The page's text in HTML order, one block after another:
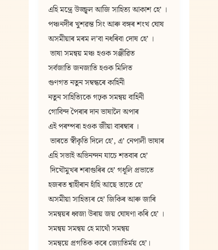
এহি মন্ত্রে উজ্জ্বল আজি সাহিত্য আকাশ হে’ ।
পঞ্চনদীৰ খুশৱন্ত সিং আৰু বঙ্গৰ শংখ ঘোষ
অসমীয়াৰ মৰম ল’বা নধৰিবা দোষ হে’ ।
ভাষা সমন্বয় মঞ্চ হওক সঞ্জীৱিত
সর্বজাতি জনজাতি হওক মিলিত
গুণগত নতুন সম্বন্ধৰে কাহিনী
নতুন সাহিত্যিকে গঢ়ক সমন্বয় বাহিনী
গোবিন্দ পৈৰাৰ দান ভাষালৈ অপাৰ
এই পৰম্পৰা হওক জীয়া বাৰম্বাৰ ।
ভাৰতে স্বীকৃতি দিলে হে’, এ’ নেপালী ভাষাৰ
এহি সভাই অভিনন্দন যাচে শতবাৰ হে’
দিখৌমুখৰ শৰাগুৰিৰ হে’ গধূলি প্রভাতে
হজৰত শ্বাহীৰান হাঁহি আছে তাতে হে’
অসমীয়া সাহিত্যৰ হে’ জিকিৰ আৰু জাৰি
সমন্বয়ৰ ধ্বজা উৰায় জয় ঘোষণা কৰি হে’ ।
সমন্বয় সমন্বয় হে মাথোঁ সমন্বয়
সমন্বয়ে প্রগতিক কৰে জ্যোতির্ময় হে’।